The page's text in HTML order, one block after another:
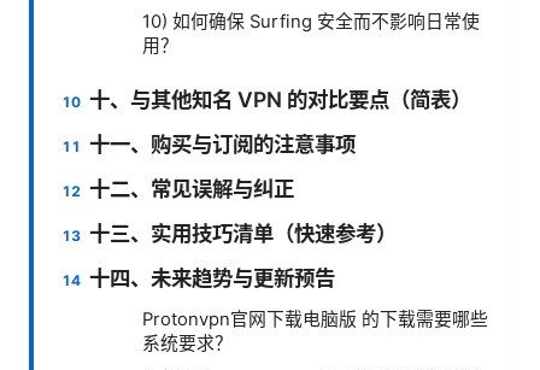
10) 如何确保 Surfing 安全而不影响日常使
用？
十、与其他知名 VPN 的对比要点（简表）
十一、购买与订阅的注意事项
十二、常见误解与纠正
十三、实用技巧清单（快速参考）
十四、未来趋势与更新预告
Protonvpn官网下载电脑版 的下载需要哪些
系统要求？